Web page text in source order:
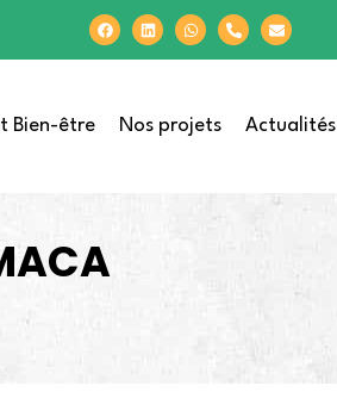
Bien-être Nos projets Actualités